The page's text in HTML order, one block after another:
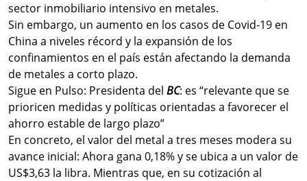
sector inmobiliario intensivo en metales.
Sin embargo, un aumento en los casos de Covid-19 en
China a niveles récord y la expansión de los
confinamientos en el país están afectando la demanda
de metales a corto plazo.
Sigue en Pulso: Presidenta del BC: es “relevante que se
prioricen medidas y políticas orientadas a favorecer el
ahorro estable de largo plazo”
En concreto, el valor del metal a tres meses modera su
avance inicial: Ahora gana 0,18% y se ubica a un valor de
US$3,63 la libra. Mientras que, en su cotización al